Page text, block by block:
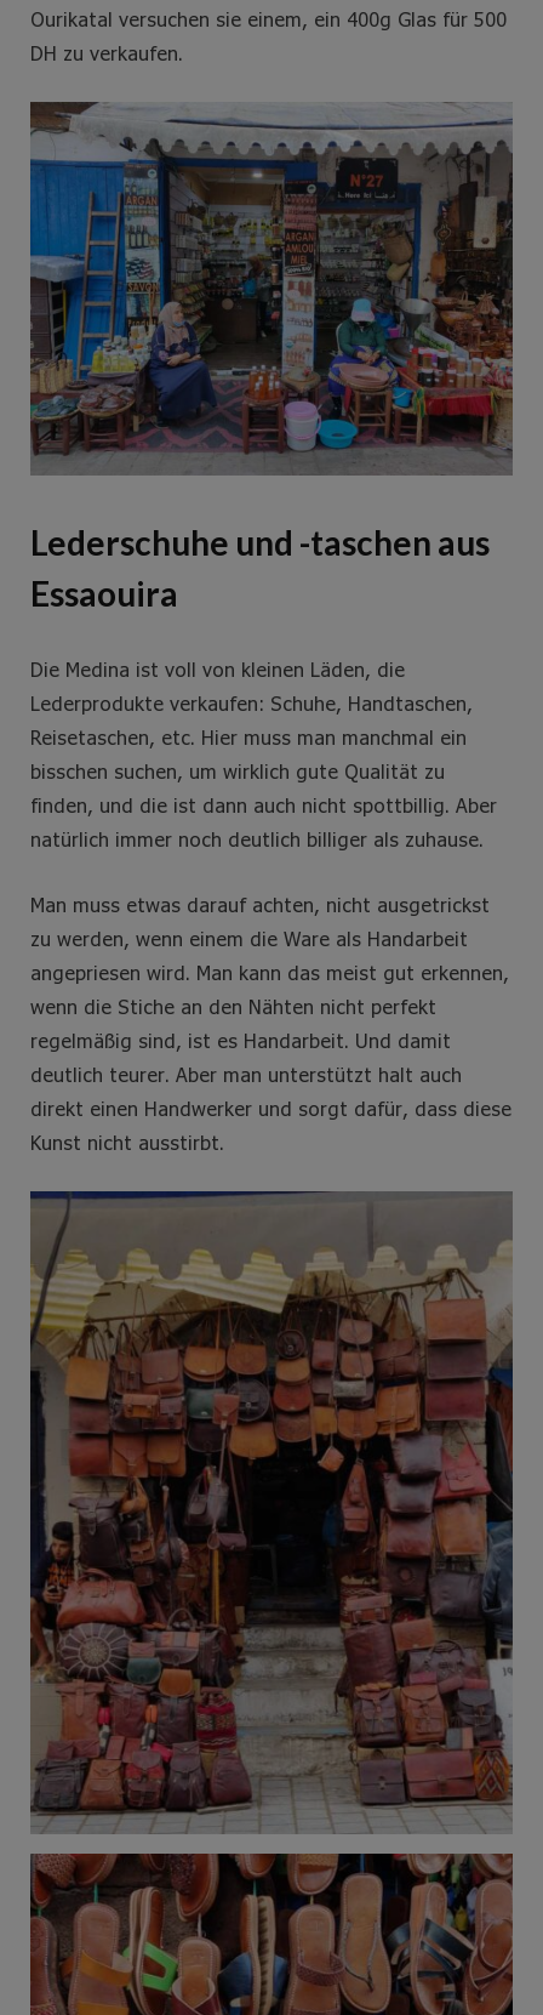
Ourikatal versuchen sie einem, ein 400g Glas für 500
DH zu verkaufen.
Lederschuhe und -taschen aus
Essaouira
Die Medina ist voll von kleinen Läden, die
Lederprodukte verkaufen: Schuhe, Handtaschen,
Reisetaschen, etc. Hier muss man manchmal ein
bisschen suchen, um wirklich gute Qualität zu
finden, und die ist dann auch nicht spottbillig. Aber
natürlich immer noch deutlich billiger als zuhause.
Man muss etwas darauf achten, nicht ausgetrickst
zu werden, wenn einem die Ware als Handarbeit
angepriesen wird. Man kann das meist gut erkennen,
wenn die Stiche an den Nähten nicht perfekt
regelmäßig sind, ist es Handarbeit. Und damit
deutlich teurer. Aber man unterstützt halt auch
direkt einen Handwerker und sorgt dafür, dass diese
Kunst nicht ausstirbt.